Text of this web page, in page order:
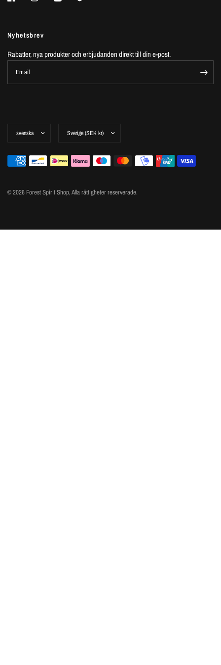
Nyhetsbrev
Rabatter, nya produkter och erbjudanden direkt till din e-post.
Email
© 2026 Forest Spirit Shop,Alla rättigheter reserverade.